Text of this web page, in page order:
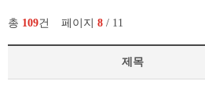
총 109건 페이지 8 / 11
제목